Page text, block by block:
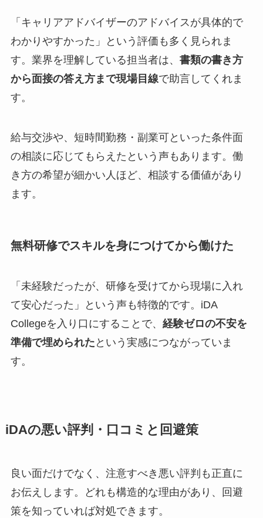
「キャリアアドバイザーのアドバイスが具体的で
わかりやすかった」という評価も多く見られま
す。業界を理解している担当者は、 書類の書き方
から面接の答え方まで現場目線で助言してくれま
す。
給与交渉や、短時間勤務・副業可といった条件面
の相談に応じてもらえたという声もあります。働
き方の希望が細かい人ほど、相談する価値があり
ます。
無料研修でスキルを身につけてから働けた
「未経験だったが、研修を受けてから現場に入れ
て安心だった」という声も特徴的です。iDA
Collegeを入り口にすることで、 経験ゼロの不安を
準備で埋められた という実感につながっていま
す。
iDAの悪い評判・口コミと回避策
良い面だけでなく、注意すべき悪い評判も正直に
お伝えします。どれも構造的な理由があり、回避
策を知っていれば対処できます。